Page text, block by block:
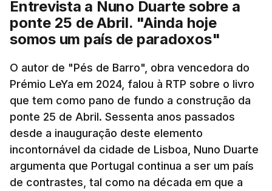
Entrevista a Nuno Duarte sobre a
ponte 25 de Abril. "Ainda hoje
somos um país de paradoxos"
O autor de "Pés de Barro", obra vencedora do
Prémio LeYa em 2024, falou à RTP sobre o livro
que tem como pano de fundo a construção da
ponte 25 de Abril. Sessenta anos passados
desde a inauguração deste elemento
incontornável da cidade de Lisboa, Nuno Duarte
argumenta que Portugal continua a ser um país
de contrastes, tal como na década em que a